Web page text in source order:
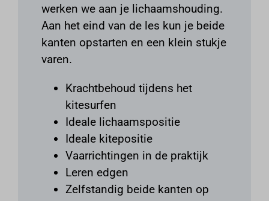
werken we aan je lichaamshouding.
Aan het eind van de les kun je beide
kanten opstarten en een klein stukje
varen.
Krachtbehoud tijdens het
kitesurfen
Ideale lichaamspositie
Ideale kitepositie
Vaarrichtingen in de praktijk
Leren edgen
Zelfstandig beide kanten op